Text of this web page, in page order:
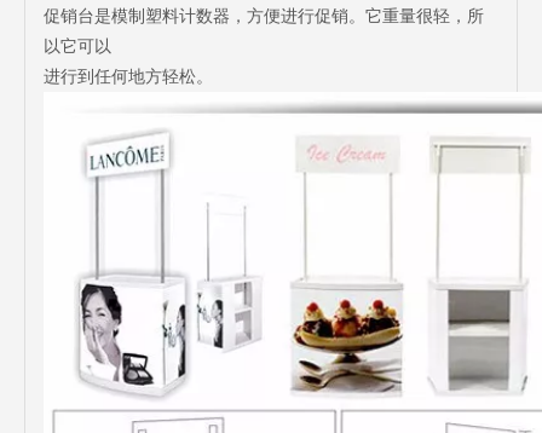
促销台是模制塑料计数器，方便进行促销。它重量很轻，所
以它可以
进行到任何地方轻松。